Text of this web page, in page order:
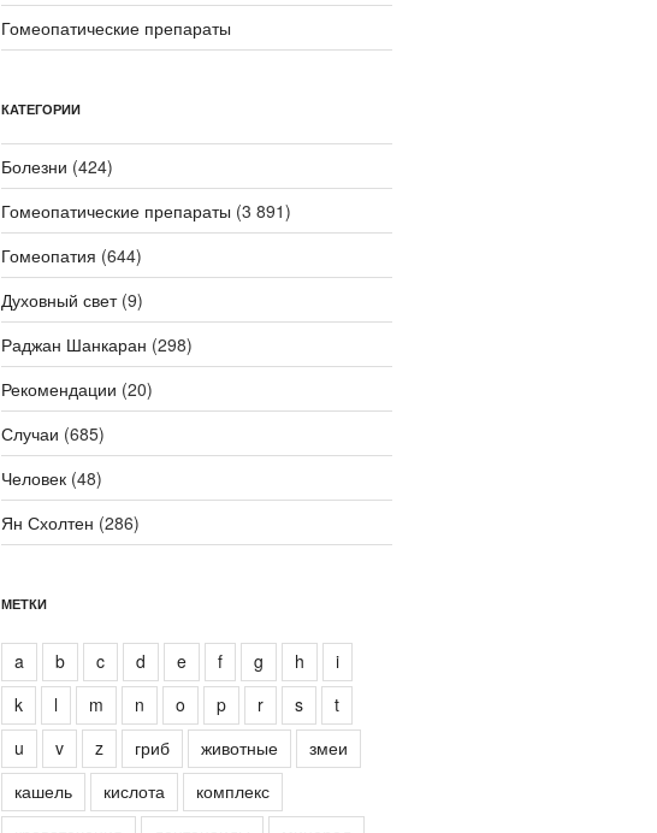
Гомеопатические препараты
КАТЕГОРИИ
Болезни (424)
Гомеопатические препараты (3 891)
Гомеопатия (644)
Духовный свет(9)
Раджан Шанкаран (298)
Рекомендации (20)
Случаи (685)
Человек(48)
Ян Схолтен (286)
МЕТКИ
a b c d e f g h
i
k
l m n o p r s
t
u
v z гриб животные
змеи
кашель
кислота
комплекс